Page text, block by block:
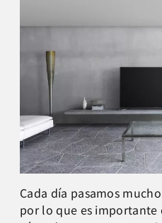
Cada día pasamos
por lo que es